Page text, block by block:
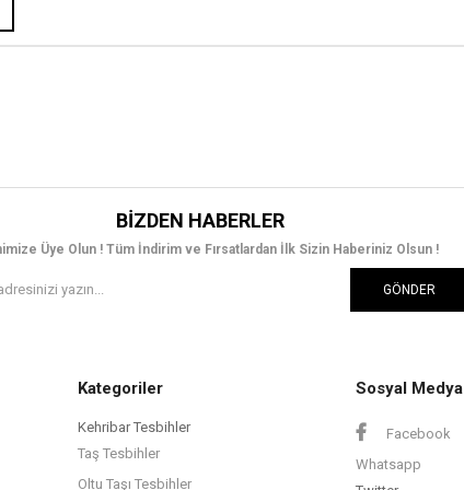
BIZDEN HABERLER
Üye Olun ! Tüm İndirim ve Fırsatlardan İlk Sizin Haberiniz Olsun !
GÖNDER
Kategoriler
Kehribar Tesbihler
Taş Tesbihler
Oltu Taşı Tesbihler
Sosyal Medya
Facebook
Whatsapp